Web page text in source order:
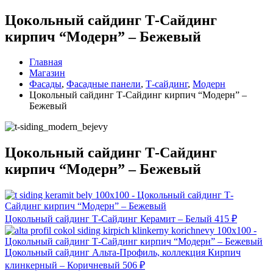
Цокольный сайдинг Т-Сайдинг
кирпич “Модерн” – Бежевый
Главная
Магазин
Фасады, Фасадные панели, Т-сайдинг, Модерн
Цокольный сайдинг Т-Сайдинг кирпич “Модерн” –
Бежевый
Цокольный сайдинг Т-Сайдинг
кирпич “Модерн” – Бежевый
Цокольный сайдинг Т-Сайдинг Керамит – Белый 415 ₽
Цокольный сайдинг Альта-Профиль, коллекция Кирпич
клинкерный – Коричневый 506 ₽